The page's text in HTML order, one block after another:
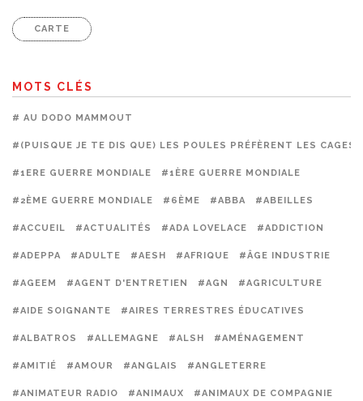
CARTE
MOTS CLÉS
# AU DODO MAMMOUT
#(PUISQUE JE TE DIS QUE) LES POULES PRÉFÈRENT LES CAGES
#1ERE GUERRE MONDIALE #1ÈRE GUERRE MONDIALE
#2ÈME GUERRE MONDIALE #6ÈME #ABBA #ABEILLES
#ACCUEIL #ACTUALITÉS #ADA LOVELACE #ADDICTION
#ADEPPA #ADULTE #AESH #AFRIQUE #ÂGE INDUSTRIE
#AGEEM #AGENT D'ENTRETIEN #AGN #AGRICULTURE
#AIDE SOIGNANTE #AIRES TERRESTRES ÉDUCATIVES
#ALBATROS #ALLEMAGNE #ALSH #AMÉNAGEMENT
#AMITIÉ #AMOUR #ANGLAIS #ANGLETERRE
#ANIMATEUR RADIO #ANIMAUX #ANIMAUX DE COMPAGNIE